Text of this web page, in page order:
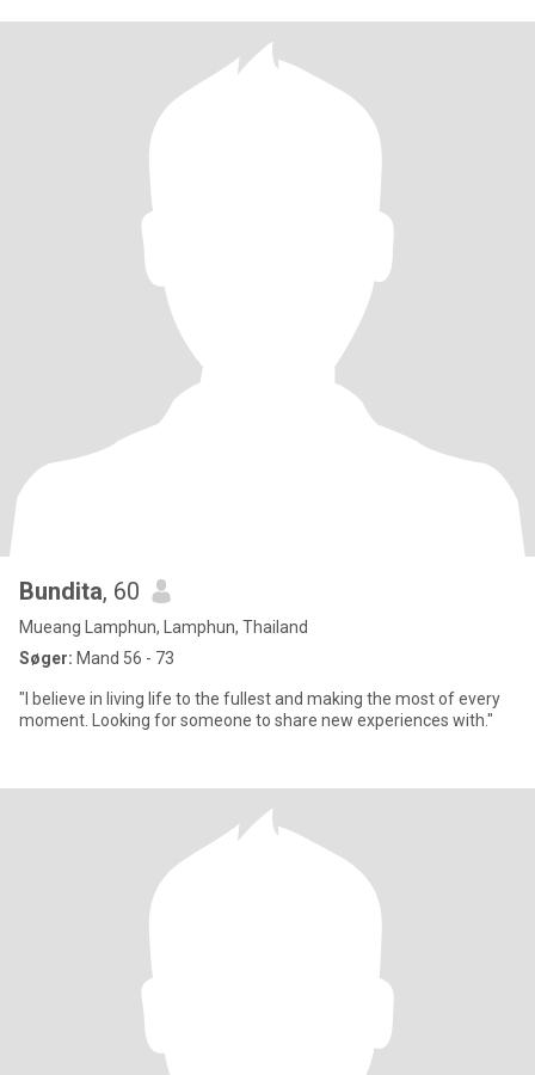
Bundita, 60
Mueang Lamphun, Lamphun, Thailand
Søger: Mand 56 - 73
"I believe in living life to the fullest and making the most of every
moment. Looking for someone to share new experiences with."